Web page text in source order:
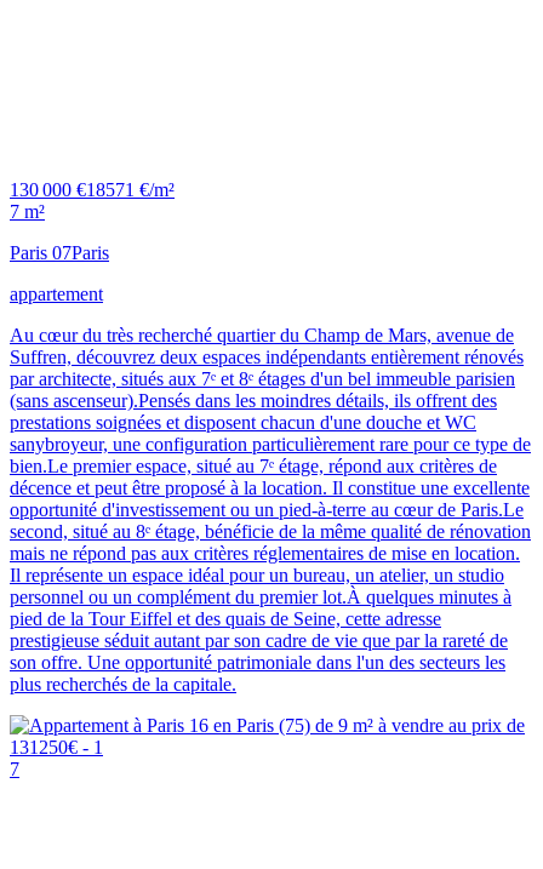
130 000 €18571 €/m²
7 m²
Paris 07Paris
appartement
Au cœur du très recherché quartier du Champ de Mars, avenue de
Suffren, découvrez deux espaces indépendants entièrement rénovés
par architecte, situés aux 7ᵉ et 8ᵉ étages d'un bel immeuble parisien
(sans ascenseur).Pensés dans les moindres détails, ils offrent des
prestations soignées et disposent chacun d'une douche et WC
sanybroyeur, une configuration particulièrement rare pour ce type de
bien.Le premier espace, situé au 7ᵉ étage, répond aux critères de
décence et peut être proposé à la location. Il constitue une excellente
opportunité d'investissement ou un pied-à-terre au cœur de Paris.Le
second, situé au 8ᵉ étage, bénéficie de la même qualité de rénovation
mais ne répond pas aux critères réglementaires de mise en location.
Il représente un espace idéal pour un bureau, un atelier, un studio
personnel ou un complément du premier lot.À quelques minutes à
pied de la Tour Eiffel et des quais de Seine, cette adresse
prestigieuse séduit autant par son cadre de vie que par la rareté de
son offre. Une opportunité patrimoniale dans l'un des secteurs les
plus recherchés de la capitale.
7